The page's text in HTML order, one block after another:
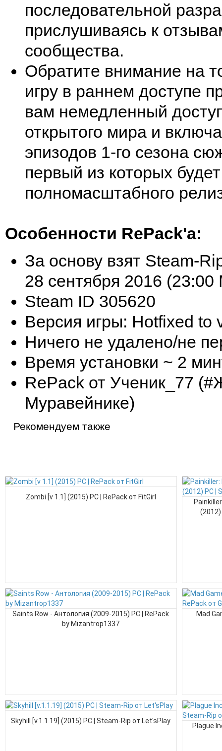
последовательной
прислушиваясь к
сообщества.
Обратите внимание на
игру в раннем доступе
вам немедленный
открытого мира и
эпизодов 1-го сезона
первый из которых
полномасштабного
Особенности RePack'a:
За основу взят Steam-
28 сентября 2016 (23:00
Steam ID 305620
Версия игры: Hotfixed to
Ничего не удалено/не
Время установки ~ 2
RePack от Ученик_77
Муравейнике)
Рекомендуем также
Zombi [v 1.1] (2015) PC | RePack от FitGirl
(2012)
Saints Row - Антология (2009-2015) PC | RePack
by Mizantrop1337
Mad
Skyhill [v.1.1.19] (2015) PC | Steam-Rip от Let'sPlay
Plague